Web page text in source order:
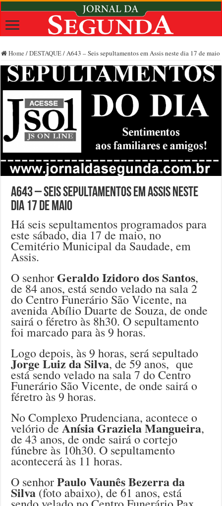
Home /DESTAQUE/A643 – Seis sepultamentos em Assis neste dia 17 de maio
A643 – Seis sepultamentos em Assis neste
dia 17 de maio
Há seis sepultamentos programados para
este sábado, dia 17 de maio, no
Cemitério Municipal da Saudade, em
Assis.
O senhor Geraldo Izidoro dos Santos,
de 84 anos, está sendo velado na sala 2
do Centro Funerário São Vicente, na
avenida Abílio Duarte de Souza, de onde
sairá o féretro às 8h30. O sepultamento
foi marcado para às 9 horas.
Logo depois, às 9 horas, será sepultado
Jorge Luiz da Silva, de 59 anos, que
está sendo velado na sala 7 do Centro
Funerário São Vicente, de onde sairá o
féretro às 9 horas.
No Complexo Prudenciana, acontece o
velório deAnísia Graziela Mangueira,
de 43 anos, de onde sairá o cortejo
fúnebre às 10h30. O sepultamento
acontecerá às 11 horas.
O senhorPaulo Vaunês Bezerra da
Silva (foto abaixo), de 61 anos, está